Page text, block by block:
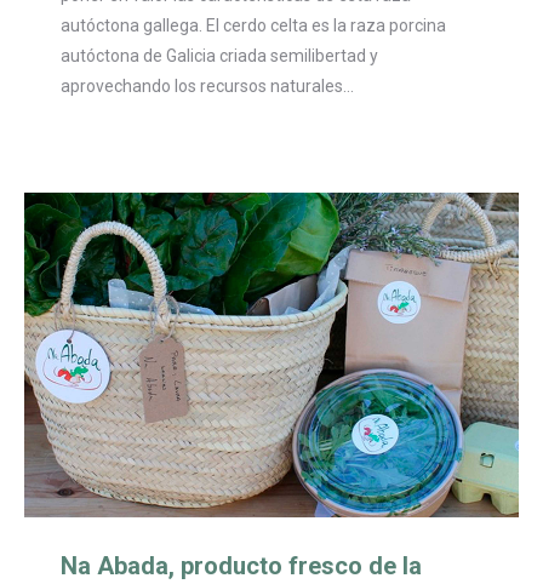
autóctona gallega. El cerdo celta es la raza porcina
autóctona de Galicia criada semilibertad y
aprovechando los recursos naturales…
Na Abada, producto fresco de la